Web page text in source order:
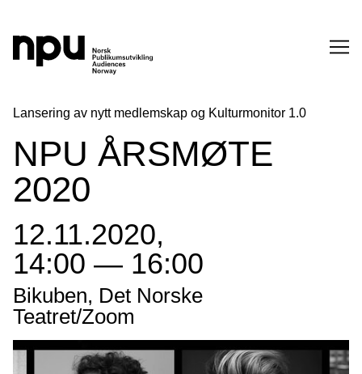
SØK
SØK →
Lansering av nytt medlemskap og Kulturmonitor 1.0
NPU ÅRSMØTE
2020
12.11.2020,
14:00 — 16:00
Bikuben, Det Norske
Teatret/Zoom